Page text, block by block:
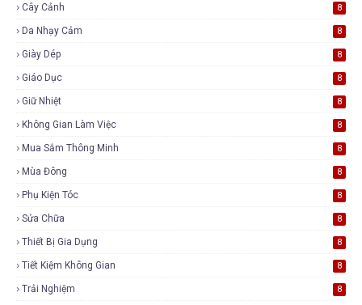
Cây Cảnh 8
Da Nhạy Cảm 8
Giày Dép 8
Giáo Dục 8
Giữ Nhiệt 8
Không Gian Làm Việc 8
Mua Sắm Thông Minh 8
Mùa Đông 8
Phụ Kiện Tóc 8
Sửa Chữa 8
Thiết Bị Gia Dụng 8
Tiết Kiệm Không Gian 8
Trải Nghiệm 8